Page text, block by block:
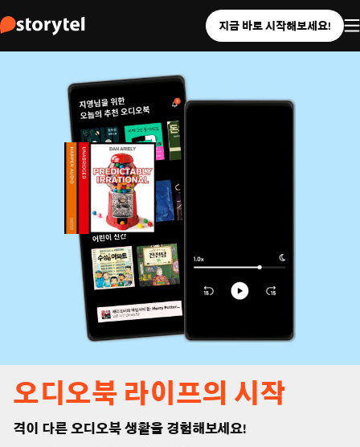
지금 바로 시작해보세요!
오디오북 라이프의 시작
격이 다른 오디오북 생활을 경험해보세요!